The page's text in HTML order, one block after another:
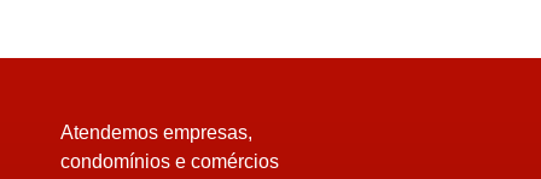
Atendemos empresas,
condomínios e comércios